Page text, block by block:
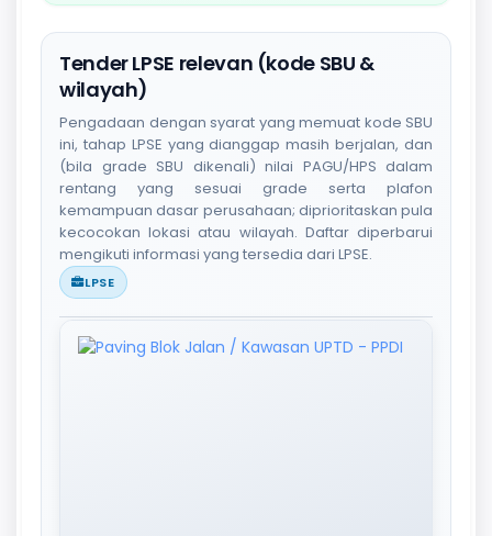
Tender LPSE relevan (kode SBU &
wilayah)
Pengadaan dengan syarat yang memuat kode SBU
ini, tahap LPSE yang dianggap masih berjalan, dan
(bila grade SBU dikenali) nilai PAGU/HPS dalam
rentang yang sesuai grade serta plafon
kemampuan dasar perusahaan; diprioritaskan pula
kecocokan lokasi atau wilayah. Daftar diperbarui
mengikuti informasi yang tersedia dari LPSE.
LPSE